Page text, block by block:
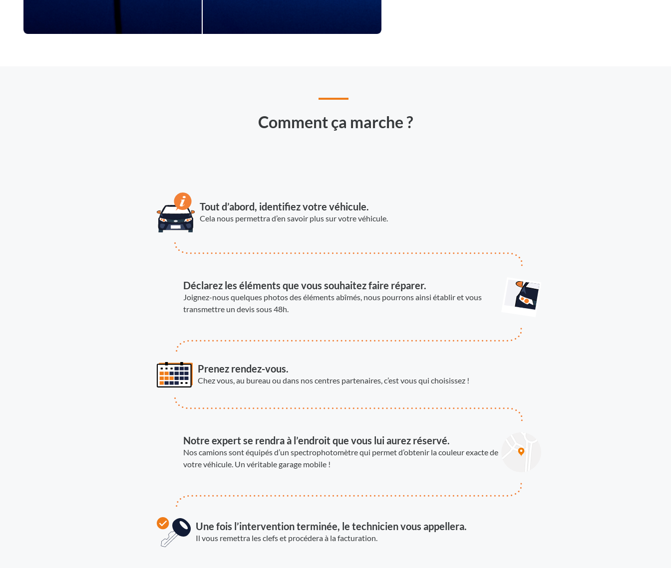
Comment ça marche ?
Tout d’abord, identifiez votre véhicule.
Cela nous permettra d’en savoir plus sur votre véhicule.
Déclarez les éléments que vous souhaitez faire réparer.
Joignez-nous quelques photos des éléments abîmés, nous pourrons ainsi établir et vous
transmettre un devis sous 48h.
Prenez rendez-vous.
Chez vous, au bureau ou dans nos centres partenaires, c’est vous qui choisissez !
Notre expert se rendra à l’endroit que vous lui aurez réservé.
Nos camions sont équipés d’un spectrophotomètre qui permet d’obtenir la couleur exacte de
votre véhicule. Un véritable garage mobile !
Une fois l’intervention terminée, le technicien vous appellera.
Il vous remettra les clefs et procédera à la facturation.